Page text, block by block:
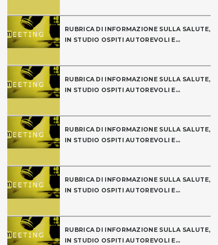
RUBRICA DI INFORMAZIONE SULLA SALUTE,
IN STUDIO OSPITI AUTOREVOLI E...
RUBRICA DI INFORMAZIONE SULLA SALUTE,
IN STUDIO OSPITI AUTOREVOLI E...
RUBRICA DI INFORMAZIONE SULLA SALUTE,
IN STUDIO OSPITI AUTOREVOLI E...
RUBRICA DI INFORMAZIONE SULLA SALUTE,
IN STUDIO OSPITI AUTOREVOLI E...
RUBRICA DI INFORMAZIONE SULLA SALUTE,
IN STUDIO OSPITI AUTOREVOLI E...